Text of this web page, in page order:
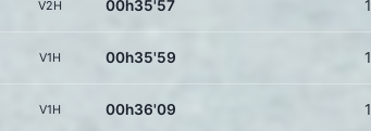
V2H 00h35'57
V1H 00h35'59
V1H 00h36'09